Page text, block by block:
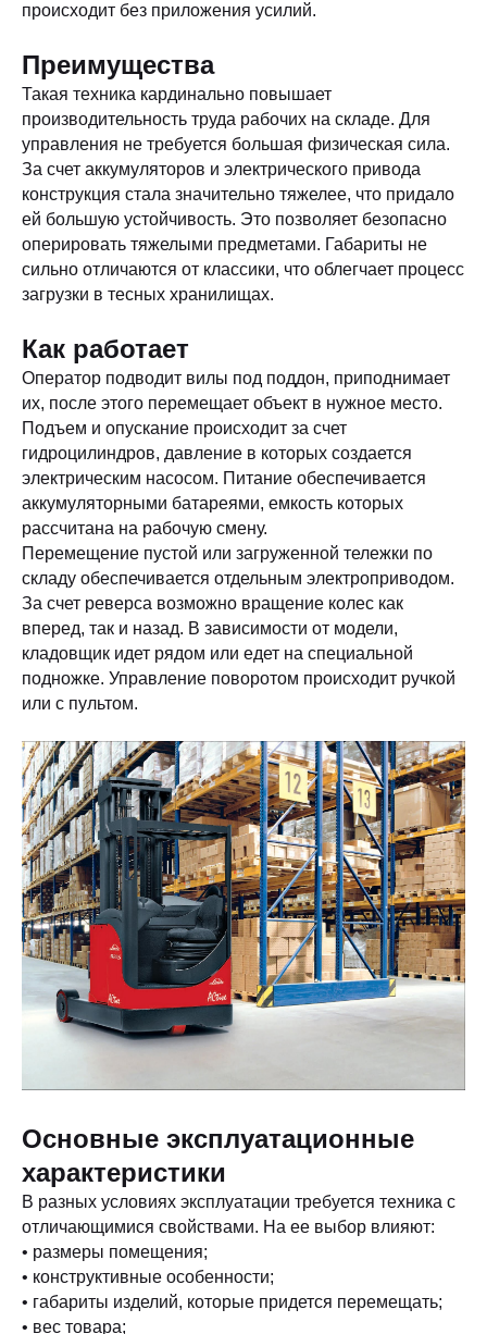
происходит без приложения усилий.
Преимущества
Такая техника кардинально повышает
производительность труда рабочих на складе. Для
управления не требуется большая физическая сила.
За счет аккумуляторов и электрического привода
конструкция стала значительно тяжелее, что придало
ей большую устойчивость. Это позволяет безопасно
оперировать тяжелыми предметами. Габариты не
сильно отличаются от классики, что облегчает процесс
загрузки в тесных хранилищах.
Как работает
Оператор подводит вилы под поддон, приподнимает
их, после этого перемещает объект в нужное место.
Подъем и опускание происходит за счет
гидроцилиндров, давление в которых создается
электрическим насосом. Питание обеспечивается
аккумуляторными батареями, емкость которых
рассчитана на рабочую смену.
Перемещение пустой или загруженной тележки по
складу обеспечивается отдельным электроприводом.
За счет реверса возможно вращение колес как
вперед, так и назад. В зависимости от модели,
кладовщик идет рядом или едет на специальной
подножке. Управление поворотом происходит ручкой
или с пультом.
Основные эксплуатационные
характеристики
В разных условиях эксплуатации требуется техника с
отличающимися свойствами. На ее выбор влияют:
• размеры помещения;
• конструктивные особенности;
• габариты изделий, которые придется перемещать;
• вес товара;